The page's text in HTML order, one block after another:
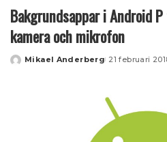
Bakgrundsappar i Android
kamera och mikrofon
Posted
Mikael Anderberg 21 februari